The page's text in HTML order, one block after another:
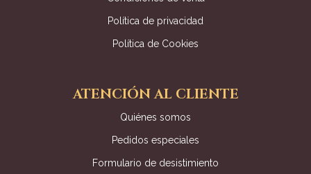
Política de privacidad
Política de Cookies
ATENCIÓN AL CLIENTE
Quiénes somos
Pedidos especiales
Formulario de desistimiento